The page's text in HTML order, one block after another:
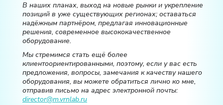
В наших планах, выход на новые рынки и укрепление
позиций в уже существующих регионах; оставаться
надёжным партнёром, предлагая инновационные
решения, современное высококачественное
оборудование.
Мы стремимся стать ещё более
клиентоориентированными, поэтому, если у вас есть
предложения, вопросы, замечания к качеству нашего
оборудования, вы можете обратиться лично ко мне,
отправив письмо на адрес электронной почты:
director@m.vrnlab.ru